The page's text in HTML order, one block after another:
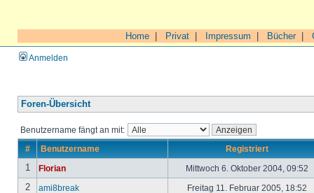
Home Privat Impressum Bücher|
Anmelden
Foren-Übersicht
Benutzername fängt an mit:
# Benutzername Registriert
1 Florian Mittwoch 6. Oktober 2004, 09:52
2 ami8break Freitag 11. Februar 2005, 18:52